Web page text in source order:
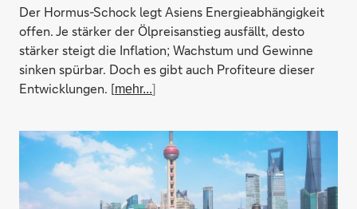
Der Hormus-Schock legt Asiens Energieabhängigkeit
offen. Je stärker der Ölpreisanstieg ausfällt, desto
stärker steigt die Inflation; Wachstum und Gewinne
sinken spürbar. Doch es gibt auch Profiteure dieser
Entwicklungen. [mehr...]